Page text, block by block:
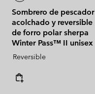
Sombrero de pescador
acolchado y reversible
de forro polar sherpa
Winter Pass™ II unisex
Reversible